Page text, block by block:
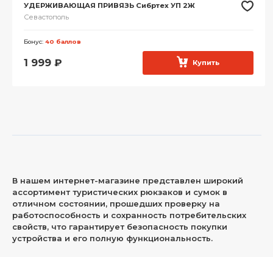
УДЕРЖИВАЮЩАЯ ПРИВЯЗЬ Сибртех УП 2Ж
Севастополь
Бонус: 40 баллов
1 999 ₽ Купить
В нашем интернет-магазине представлен широкий
ассортимент туристических рюкзаков и сумок в
отличном состоянии, прошедших проверку на
работоспособность и сохранность потребительских
свойств, что гарантирует безопасность покупки
устройства и его полную функциональность.